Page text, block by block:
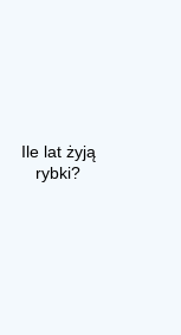
Ile lat żyją
rybki?